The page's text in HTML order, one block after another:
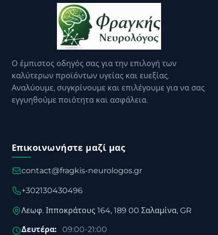
Ο έμπιστος οδηγός σας για την επιλογή των
καλύτερων προϊόντων υγείας και ευεξίας.
Αναλύουμε, συγκρίνουμε και επιλέγουμε για να σας
εγγυηθούμε ποιότητα και ασφάλεια.
Επικοινωνήστε μαζί μας
contact@fragkis-neurologos.gr
+302130430496
Λεωφ. Ιπποκράτους 164, 189 00 Σαλαμίνα, GR
Δευτέρα:
09:00-21:00